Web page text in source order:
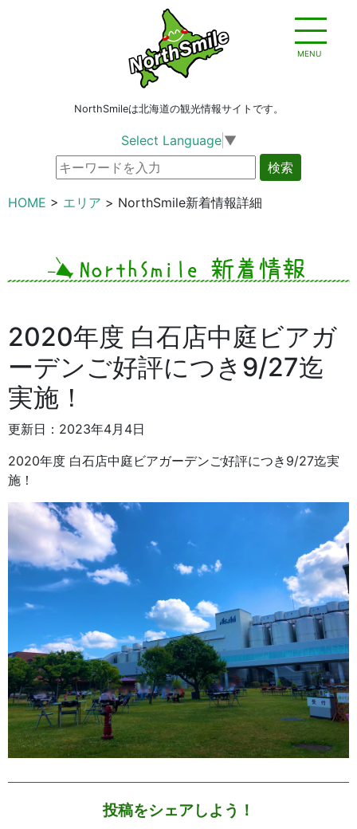
MENU
NorthSmileは北海道の観光情報サイトです。
Select Language ▼
検索
HOME エリア NorthSmile新着情報詳細
2020年度 白石店中庭ビアガ
ーデンご好評につき9/27迄
実施！
更新日：2023年4月4日
2020年度 白石店中庭ビアガーデンご好評につき9/27迄実
施！
投稿をシェアしよう！